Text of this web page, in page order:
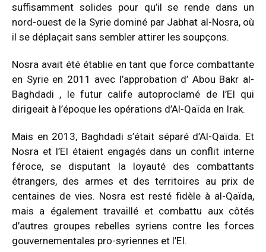
suffisamment solides pour qu’il se rende dans un
nord-ouest de la Syrie dominé par Jabhat al-Nosra, où
il se déplaçait sans sembler attirer les soupçons.
Nosra avait été établie en tant que force combattante
en Syrie en 2011 avec l’approbation d’ Abou Bakr al-
Baghdadi , le futur calife autoproclamé de l’EI qui
dirigeait à l’époque les opérations d’Al-Qaïda en Irak.
Mais en 2013, Baghdadi s’était séparé d’Al-Qaïda. Et
Nosra et l’EI étaient engagés dans un conflit interne
féroce, se disputant la loyauté des combattants
étrangers, des armes et des territoires au prix de
centaines de vies. Nosra est resté fidèle à al-Qaïda,
mais a également travaillé et combattu aux côtés
d’autres groupes rebelles syriens contre les forces
gouvernementales pro-syriennes et l’EI.